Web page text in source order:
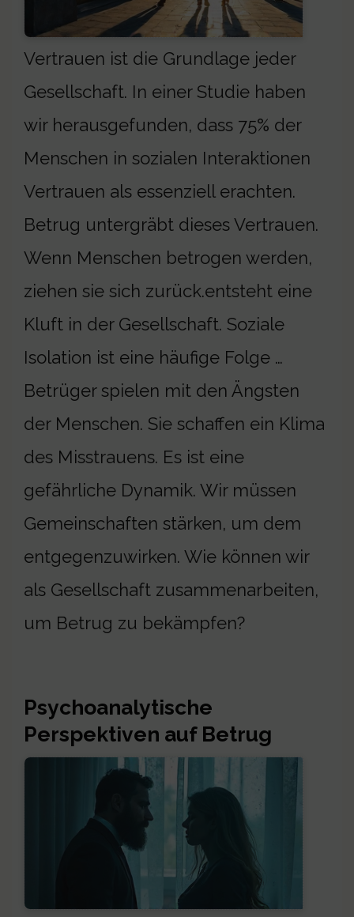
Vertrauen ist die Grundlage jeder
Gesellschaft. In einer Studie haben
wir herausgefunden, dass 75% der
Menschen in sozialen Interaktionen
Vertrauen als essenziell erachten.
Betrug untergräbt dieses Vertrauen.
Wenn Menschen betrogen werden,
ziehen sie sich zurück.entsteht eine
Kluft in der Gesellschaft. Soziale
Isolation ist eine häufige Folge …
Betrüger spielen mit den Ängsten
der Menschen. Sie schaffen ein Klima
des Misstrauens. Es ist eine
gefährliche Dynamik. Wir müssen
Gemeinschaften stärken, um dem
entgegenzuwirken. Wie können wir
als Gesellschaft zusammenarbeiten,
um Betrug zu bekämpfen?
Psychoanalytische
Perspektiven auf Betrug